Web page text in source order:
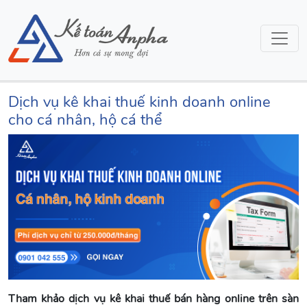
Dịch vụ kê khai thuế kinh doanh online
cho cá nhân, hộ cá thể
Tham khảo dịch vụ kê khai thuế bán hàng online trên sàn